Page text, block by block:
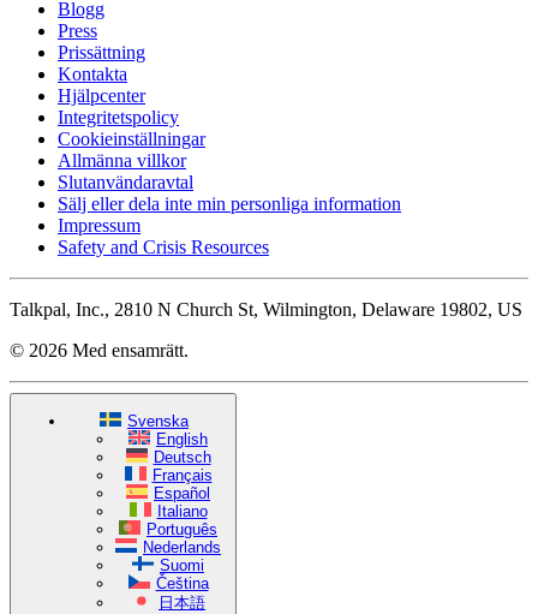
Blogg
Press
Prissättning
Kontakta
Hjälpcenter
Integritetspolicy
Cookieinställningar
Allmänna villkor
Slutanvändaravtal
Sälj eller dela inte min personliga information
Impressum
Safety and Crisis Resources
Talkpal, Inc., 2810 N Church St, Wilmington, Delaware 19802, US
© 2026 Med ensamrätt.
Svenska
English
Deutsch
Français
Español
Italiano
Português
Nederlands
Suomi
Čeština
日本語